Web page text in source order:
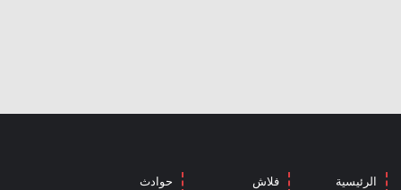
الرئيسية
فلاش
حوادث